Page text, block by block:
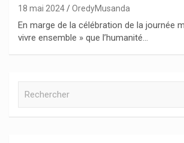
18 mai 2024 OredyMusanda
En marge de la célébration de la journée
vivre ensemble » que l’humanité…